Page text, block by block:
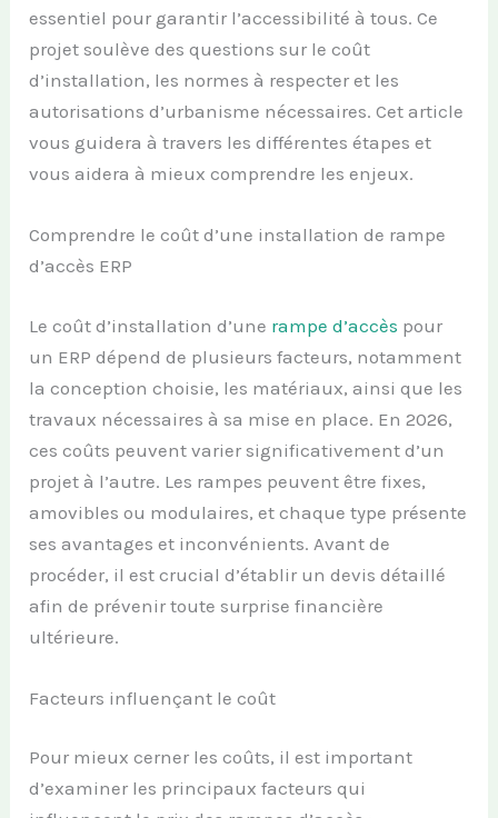
essentiel pour garantir l’accessibilité à tous. Ce
projet soulève des questions sur le coût
d’installation, les normes à respecter et les
autorisations d’urbanisme nécessaires. Cet article
vous guidera à travers les différentes étapes et
vous aidera à mieux comprendre les enjeux.
Comprendre le coût d’une installation de rampe
d’accès ERP
Le coût d’installation d’une rampe d’accès pour
un ERP dépend de plusieurs facteurs, notamment
la conception choisie, les matériaux, ainsi que les
travaux nécessaires à sa mise en place. En 2026,
ces coûts peuvent varier significativement d’un
projet à l’autre. Les rampes peuvent être fixes,
amovibles ou modulaires, et chaque type présente
ses avantages et inconvénients. Avant de
procéder, il est crucial d’établir un devis détaillé
afin de prévenir toute surprise financière
ultérieure.
Facteurs influençant le coût
Pour mieux cerner les coûts, il est important
d’examiner les principaux facteurs qui